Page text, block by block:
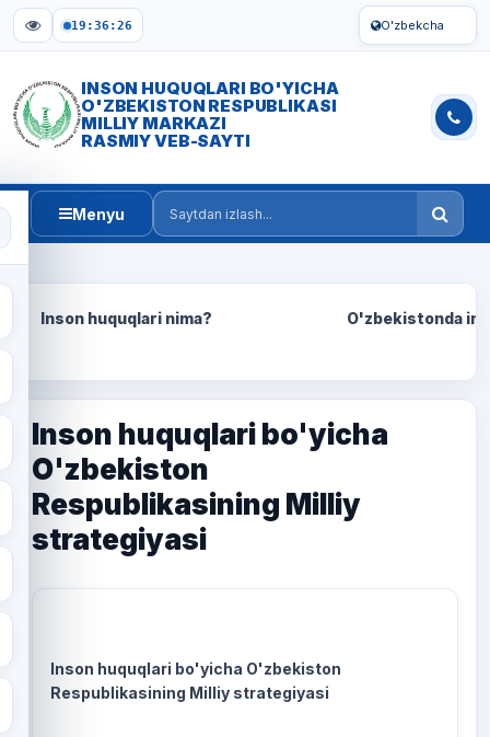
19:36:27 O'zbekcha
INSON HUQUQLARI BO'YICHA
O'ZBEKISTON RESPUBLIKASI
MILLIY MARKAZI
RASMIY VEB-SAYTI
Menyu
Saytdan izlash
Inson huquqlari nima? O'zbekistonda
Inson huquqlari bo'yicha
O'zbekiston
Respublikasining Milliy
strategiyasi
Inson huquqlari bo'yicha O'zbekiston
Respublikasining Milliy strategiyasi